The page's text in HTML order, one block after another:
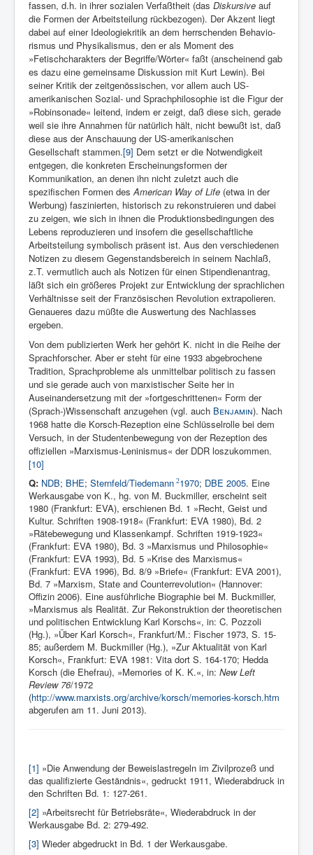
fassen, d.h. in ihrer sozialen Verfaßtheit (das Dis­kursive auf
die Formen der Arbeitsteilung rückbezogen). Der Akzent liegt
dabei auf einer Ideologiekritik an dem herrschenden Behavio­
rismus und Physikalismus, den er als Moment des
»Fetischcharakters der Begriffe/Wörter« faßt (anscheinend gab
es dazu eine ge­meinsame Diskussion mit Kurt Lewin). Bei
seiner Kritik der zeitgenössischen, vor allem auch US-
amerikanischen Sozial- und Sprachphilosophie ist die Figur der
»Robinsonade« leitend, indem er zeigt, daß diese sich, gerade
weil sie ihre Annahmen für natürlich hält, nicht bewußt ist, daß
diese aus der Anschauung der US-amerikanischen
Gesellschaft stammen.[9] Dem setzt er die Notwendigkeit
entgegen, die konkreten Erscheinungsformen der
Kommunikation, an denen ihn nicht zuletzt auch die
spezifischen Formen des American Way of Life (etwa in der
Werbung) faszinierten, historisch zu rekonstruieren und dabei
zu zeigen, wie sich in ihnen die Produktionsbedingungen des
Lebens reproduzieren und insofern die gesellschaftliche
Arbeitsteilung symbolisch präsent ist. Aus den verschiedenen
Notizen zu diesem Gegenstandsbereich in seinem Nachlaß,
z.T. vermutlich auch als Notizen für einen Stipendienantrag,
läßt sich ein größeres Projekt zur Entwicklung der sprachlichen
Verhältnisse seit der Französischen Revolution extrapolieren.
Genaueres dazu müßte die Auswertung des Nachlasses
ergeben.
Von dem publizier­ten Werk her gehört K. nicht in die Reihe der
Sprachforscher. Aber er steht für eine 1933 abgebrochene
Tradition, Sprachprobleme als unmittelbar politisch zu fassen
und sie gerade auch von marxisti­scher Seite her in
Auseinandersetzung mit der »fortgeschrittenen« Form der
(Sprach-)Wissenschaft anzugehen (vgl. auch Benjamin). Nach
1968 hatte die Korsch-Rezeption eine Schlüsselrolle bei dem
Versuch, in der Studentenbewegung von der Rezeption des
offiziel­len »Marxismus-Leninismus« der DDR loszukommen.
[10]
Q: NDB; BHE; Sternfeld/Tiedemann 21970; DBE 2005. Eine
Werkausgabe von K., hg. von M. Buckmiller, erscheint seit
1980 (Frankfurt: EVA), erschienen Bd. 1 »Recht, Geist und
Kultur. Schriften 1908-1918« (Frankfurt: EVA 1980), Bd. 2
»Rätebewegung und Klassenkampf. Schriften 1919-1923«
(Frankfurt: EVA 1980), Bd. 3 »Marxismus und Philosophie«
(Frankfurt: EVA 1993), Bd. 5 »Krise des Marxismus«
(Frankfurt: EVA 1996), Bd. 8/9 »Briefe« (Frankfurt: EVA 2001),
Bd. 7 »Marxism, State and Counterrevolution« (Hannover:
Offizin 2006). Eine ausführliche Biographie bei M. Buckmiller,
»Marxismus als Realität. Zur Rekonstruktion der theo­retischen
und politischen Entwicklung Karl Korschs«, in: C. Pozzoli
(Hg.), »Über Karl Korsch«, Frankfurt/M.: Fischer 1973, S. 15-
85; außerdem M. Buckmiller (Hg.), »Zur Aktualität von Karl
Korsch«, Frankfurt: EVA 1981: Vita dort S. 164-170; Hedda
Korsch (die Ehefrau), »Memories of K. K.«, in: New Left
Review 76/1972
(http://www.marxists.org/archive/korsch/memories-korsch.htm
abgerufen am 11. Juni 2013).
[1] »Die Anwendung der Beweislastregeln im Zivilprozeß und
das qualifizierte Geständnis«, gedruckt 1911, Wiederabdruck in
den Schriften Bd. 1: 127-261.
[2] »Arbeitsrecht für Betriebsräte«, Wiederabdruck in der
Werkausgabe Bd. 2: 279-492.
[3] Wieder abgedruckt in Bd. 1 der Werkausgabe.